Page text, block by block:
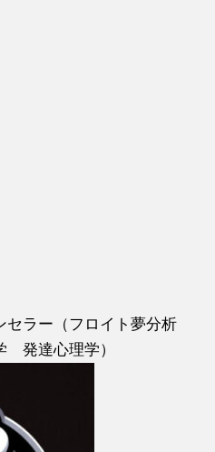
セラー（フロイト夢分析
発達心理学）